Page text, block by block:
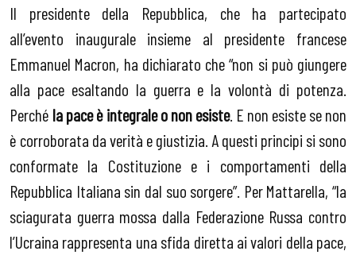
Il presidente della Repubblica, che ha partecipato
all’evento inaugurale insieme al presidente francese
Emmanuel Macron, ha dichiarato che “non si può giungere
alla pace esaltando la guerra e la volontà di potenza.
Perché la pace è integrale o non esiste. E non esiste se non
è corroborata da verità e giustizia. A questi principi si sono
conformate la Costituzione e i comportamenti della
Repubblica Italiana sin dal suo sorgere”. Per Mattarella, “la
sciagurata guerra mossa dalla Federazione Russa contro
l’Ucraina rappresenta una sfida diretta ai valori della pace,